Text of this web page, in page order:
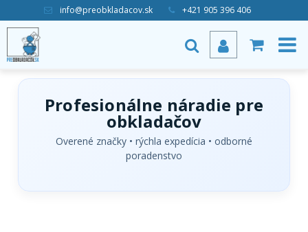
info@preobkladacov.sk +421 905 396 406
Profesionálne náradie pre
obkladačov
Overené značky • rýchla expedícia • odborné
poradenstvo